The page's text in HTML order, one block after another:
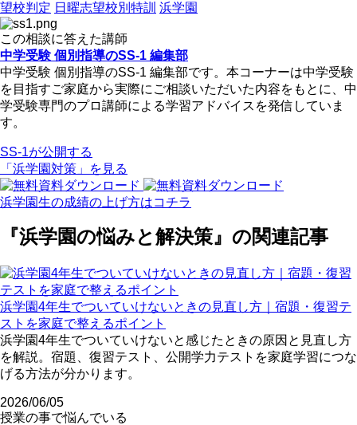
望校判定 日曜志望校別特訓 浜学園
この相談に答えた講師
中学受験 個別指導のSS-1 編集部
中学受験 個別指導のSS-1 編集部です。本コーナーは中学受験
を目指すご家庭から実際にご相談いただいた内容をもとに、中
学受験専門のプロ講師による学習アドバイスを発信していま
す。
SS-1が公開する
「浜学園対策」を見る
浜学園生の成績の上げ方はコチラ
『浜学園の悩みと解決策』の関連記事
浜学園4年生でついていけないときの見直し方｜宿題・復習テ
ストを家庭で整えるポイント
浜学園4年生でついていけないと感じたときの原因と見直し方
を解説。宿題、復習テスト、公開学力テストを家庭学習につな
げる方法が分かります。
2026/06/05
授業の事で悩んでいる